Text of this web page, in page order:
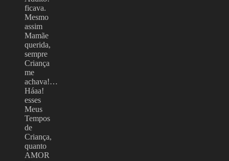
ficava.
Mesmo
assim
Mamãe
querida,
sempre
Criança
me
achava!…
Háaa!
esses
Meus
Tempos
de
Criança,
quanto
AMOR